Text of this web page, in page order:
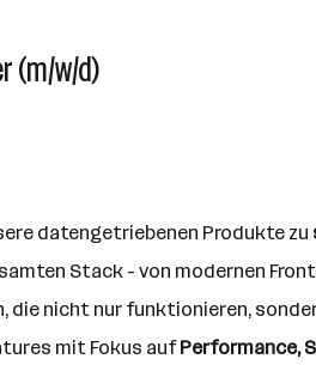
(m/w/d)
datengetriebenen Produkte zu
Stack - von modernen
die nicht nur funktionieren,
mit Fokus aufPerformance,